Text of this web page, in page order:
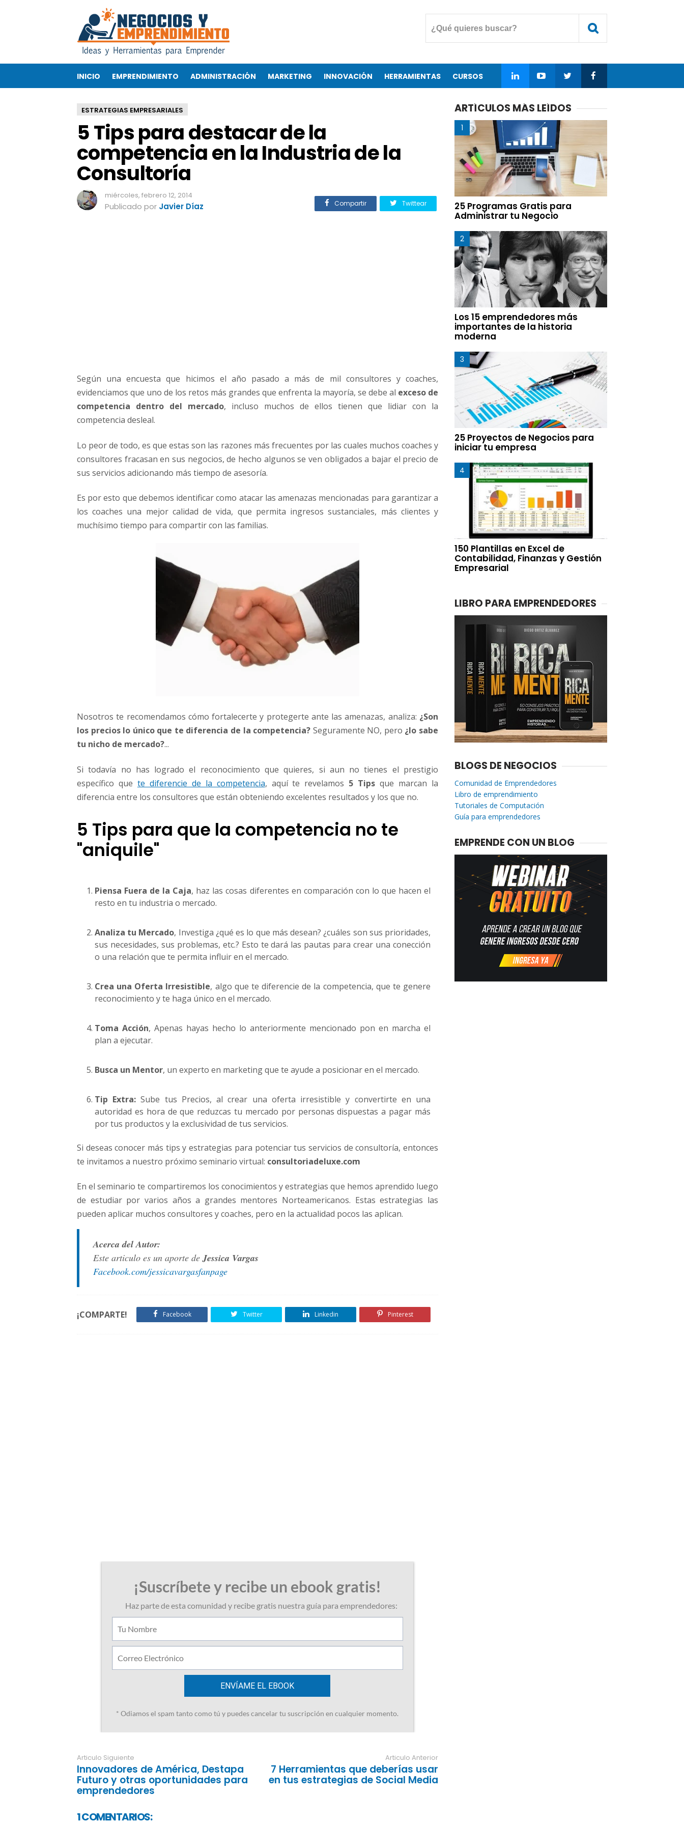
a
r
a
d
e
s
t
a
c
a
r
d
n
l
a
I
u
s
t
i
d
e
INICIO EMPRENDIMIENTO ADMINISTRACIÓN MARKETING INNOVACIÓN HERRAMIENTAS CURSOS
ESTRATEGIAS EMPRESARIALES
5 Tips para destacar de la
competencia en la Industria de la
Consultoría
miércoles, febrero 12, 2014
Publicado por Javier Díaz Compartir Twittear
Según una encuesta que hicimos el año pasado a más de mil consultores y coaches,
evidenciamos que uno de los retos más grandes que enfrenta la mayoría, se debe al exceso de
competencia dentro del mercado, incluso muchos de ellos tienen que lidiar con la
competencia desleal.
Lo peor de todo, es que estas son las razones más frecuentes por las cuales muchos coaches y
consultores fracasan en sus negocios, de hecho algunos se ven obligados a bajar el precio de
sus servicios adicionando más tiempo de asesoría.
Es por esto que debemos identificar como atacar las amenazas mencionadas para garantizar a
los coaches una mejor calidad de vida, que permita ingresos sustanciales, más clientes y
muchísimo tiempo para compartir con las familias.
Nosotros te recomendamos cómo fortalecerte y protegerte ante las amenazas, analiza: ¿Son
los precios lo único que te diferencia de la competencia? Seguramente NO, pero ¿lo sabe
tu nicho de mercado?...
Si todavía no has logrado el reconocimiento que quieres, si aun no tienes el prestigio
específico que te diferencie de la competencia, aquí te revelamos 5 Tips que marcan la
diferencia entre los consultores que están obteniendo excelentes resultados y los que no.
5 Tips para que la competencia no te
"aniquile"
Piensa Fuera de la Caja, haz las cosas diferentes en comparación con lo que hacen el
resto en tu industria o mercado.
Analiza tu Mercado, Investiga ¿qué es lo que más desean? ¿cuáles son sus prioridades,
sus necesidades, sus problemas, etc.? Esto te dará las pautas para crear una conección
o una relación que te permita influir en el mercado.
Crea una Oferta Irresistible, algo que te diferencie de la competencia, que te genere
reconocimiento y te haga único en el mercado.
Toma Acción, Apenas hayas hecho lo anteriormente mencionado pon en marcha el
plan a ejecutar.
Busca un Mentor, un experto en marketing que te ayude a posicionar en el mercado.
Tip Extra: Sube tus Precios, al crear una oferta irresistible y convertirte en una
autoridad es hora de que reduzcas tu mercado por personas dispuestas a pagar más
por tus productos y la exclusividad de tus servicios.
Si deseas conocer más tips y estrategias para potenciar tus servicios de consultoría, entonces
te invitamos a nuestro próximo seminario virtual: consultoriadeluxe.com
En el seminario te compartiremos los conocimientos y estrategias que hemos aprendido luego
de estudiar por varios años a grandes mentores Norteamericanos. Estas estrategias las
pueden aplicar muchos consultores y coaches, pero en la actualidad pocos las aplican.
Acerca del Autor:
Este articulo es un aporte deJessica Vargas
Facebook.com/jessicavargasfanpage
¡COMPARTE! Facebook Twitter Linkedin Pinterest
Articulo Siguiente
Innovadores de América, Destapa
Futuro y otras oportunidades para
emprendedores
Articulo Anterior
7 Herramientas que deberías usar
en tus estrategias de Social Media
1 COMENTARIOS:
ARTÍCULOS MÁS LEÍDOS
25 Programas Gratis para
Administrar tu Negocio
Los 15 emprendedores más
importantes de la historia
moderna
25 Proyectos de Negocios para
iniciar tu empresa
150 Plantillas en Excel de
Contabilidad, Finanzas y Gestión
Empresarial
LIBRO PARA EMPRENDEDORES
BLOGS DE NEGOCIOS
Comunidad de Emprendedores
Libro de emprendimiento
Tutoriales de Computación
Guía para emprendedores
EMPRENDE CON UN BLOG